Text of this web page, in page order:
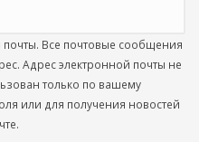
Все почтовые сообщения
Адрес электронной почты не
только по вашему
или для получения новостей